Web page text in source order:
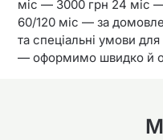
міс — 3000 грн 24 міс
60/120 міс — за
та спеціальні умови
— оформимо швидко й